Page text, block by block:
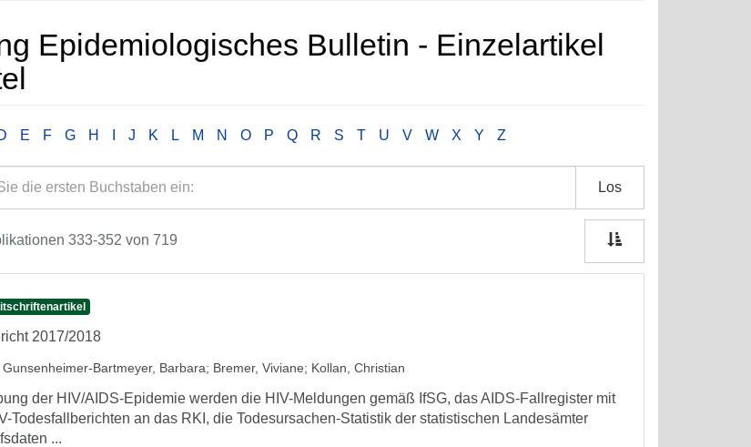
Epidemiologisches Bulletin - Einzelartikel
E F G H J K L M N O P Q R S T U V W X Y Z
Los
333-352 von 719
2017/2018
Gunsenheimer-Bartmeyer, Barbara; Bremer, Viviane; Kollan, Christian
der HIV/AIDS-Epidemie werden die HIV-Meldungen gemäß IfSG, das AIDS-Fallregister mit
Todesfallberichten an das RKI, die Todesursachen-Statistik der statistischen Landesämter
...